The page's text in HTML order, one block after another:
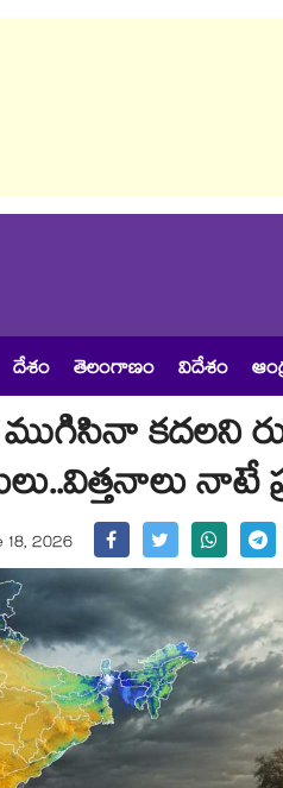
దేశం తెలంగాణం విదేశం
కదలని
నాటే
18, 2026